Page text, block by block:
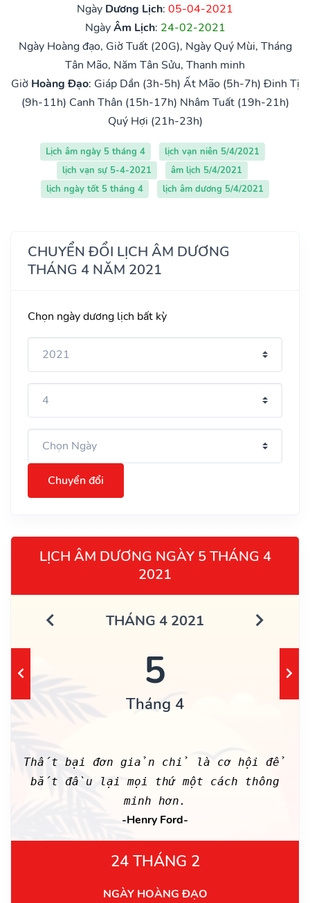
Ngày Dương Lịch: 05-04-2021
NgàyÂm Lịch: 24-02-2021
Ngày Hoàng đạo, Giờ Tuất (20G), Ngày Quý Mùi, Tháng
Tân Mão, Năm Tân Sửu, Thanh minh
Giờ Hoàng Đạo: Giáp Dần (3h-5h) Ất Mão (5h-7h) Đinh Tị
(9h-11h) Canh Thân (15h-17h) Nhâm Tuất (19h-21h)
Quý Hợi (21h-23h)
Lịch âm ngày 5 tháng 4
lịch vạn niên 5/4/2021
lịch vạn sự 5-4-2021
âm lịch 5/4/2021
lịch ngày tốt 5 tháng 4
lịch âm dương 5/4/2021
CHUYỂN ĐỔI LỊCH ÂM DƯƠNG
THÁNG 4 NĂM 2021
Chọn ngày dương lịch bất kỳ
Chuyển đổi
LỊCH ÂM DƯƠNG NGÀY 5 THÁNG 4
2021
THÁNG 4 2021
5
Tháng 4
Thất bại đơn giản chỉ là cơ hội để
bắt đầu lại mọi thứ một cách thông
minh hơn.
-Henry Ford-
24 THÁNG 2
NGÀY HOÀNG ĐẠO